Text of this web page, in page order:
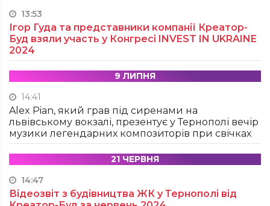
13:53
Ігор Гуда та представники компанії Креатор-
Буд взяли участь у Конгресі INVEST IN UKRAINE
2024
9 ЛИПНЯ
14:41
Alex Pian, який грав під сиренами на
львівському вокзалі, презентує у Тернополі вечір
музики легендарних композиторів при свічках
21 ЧЕРВНЯ
14:47
Відеозвіт з будівництва ЖК у Тернополі від